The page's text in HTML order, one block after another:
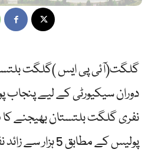
گلگت(آئی پی ایس )گلگت
نفری گلگت بلتستان بھیجنے
پولیس کے مطابق 5